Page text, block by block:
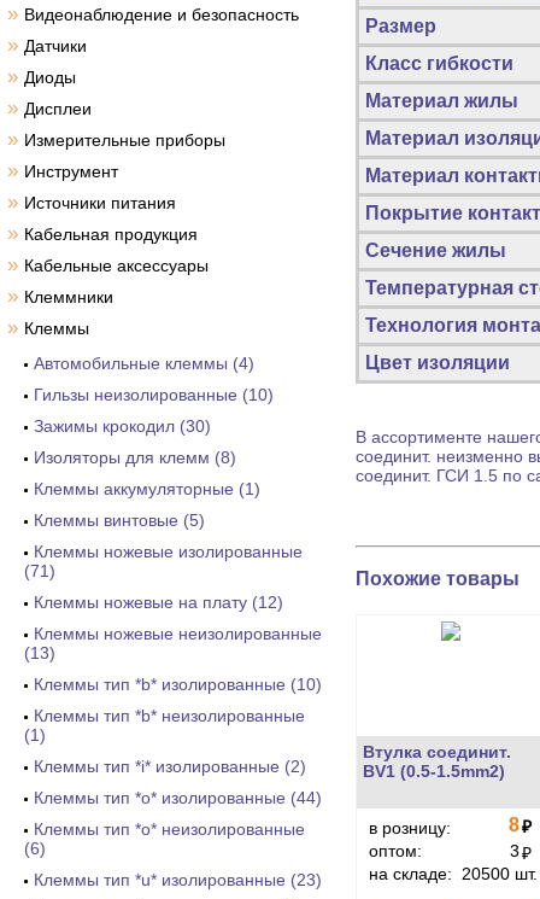
» Видеонаблюдение и безопасность
» Датчики
» Диоды
» Дисплеи
» Измерительные приборы
» Инструмент
» Источники питания
» Кабельная продукция
» Кабельные аксессуары
» Клеммники
» Клеммы
Автомобильные клеммы (4)
Гильзы неизолированные (10)
Зажимы крокодил (30)
Изоляторы для клемм (8)
Клеммы аккумуляторные (1)
Клеммы винтовые (5)
Клеммы ножевые изолированные
(71)
Клеммы ножевые на плату (12)
Клеммы ножевые неизолированные
(13)
Клеммы тип *b* изолированные (10)
Клеммы тип *b* неизолированные
(1)
Клеммы тип *i* изолированные (2)
Клеммы тип *o* изолированные (44)
Клеммы тип *o* неизолированные
(6)
Клеммы тип *u* изолированные (23)
Размер
Класс гибкости
Материал жилы
Материал
Материал
Покрытие
Сечение жилы
Температурная
Технология
Цвет изоляции
В ассортименте
соединит. неизменно
соединит. ГСИ 1.5 по
Похожие товары
Втулка соединит.
BV1 (0.5-1.5mm2)
в розницу: 8₽
оптом:
3₽
на складе:
20500 шт.